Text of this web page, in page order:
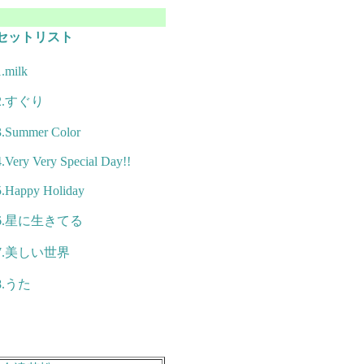
ットリスト
すぐり
Color
Very Special Day!!
Holiday
星に生きてる
美しい世界
うた